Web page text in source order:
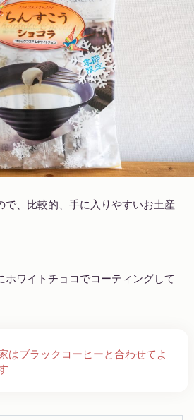
で、比較的、手に入りやすいお土産
ホワイトチョコでコーティングして
はブラックコーヒーと合わせてよ